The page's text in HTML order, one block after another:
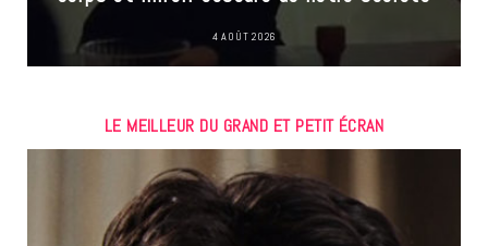
4 AOÛT 2026
LE MEILLEUR DU GRAND ET PETIT ÉCRAN